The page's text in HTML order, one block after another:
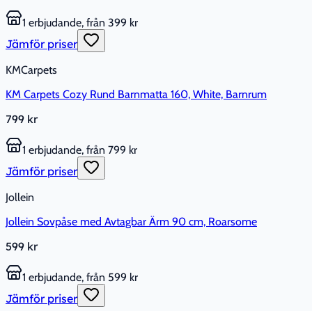
1 erbjudande, från 399 kr
Jämför priser
KMCarpets
KM Carpets Cozy Rund Barnmatta 160, White, Barnrum
799 kr
1 erbjudande, från 799 kr
Jämför priser
Jollein
Jollein Sovpåse med Avtagbar Ärm 90 cm, Roarsome
599 kr
1 erbjudande, från 599 kr
Jämför priser